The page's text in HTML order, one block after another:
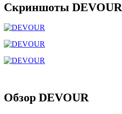
Скриншоты DEVOUR
Обзор DEVOUR